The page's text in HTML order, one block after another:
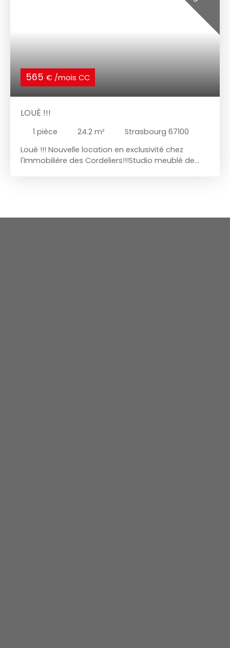
565 € /mois CC
LOUÉ !!!
1 pièce 24.2 m²
Strasbourg 67100
Loué !!! Nouvelle location en exclusivité chez
l'Immobilière des Cordeliers!!!Studio meublé de